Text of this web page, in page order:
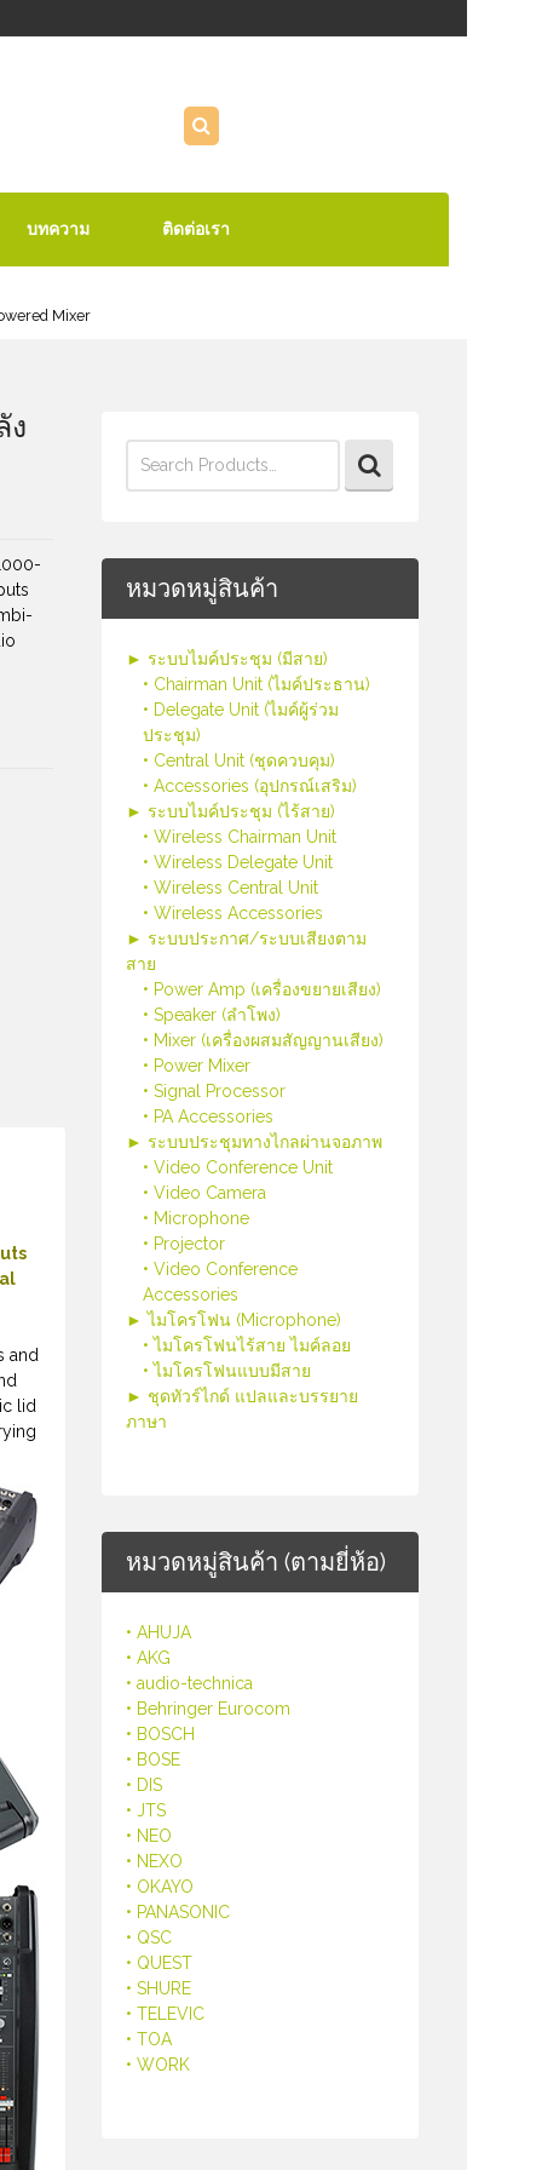
บทความ ติดต่อเรา
Mixer
for:
หมวดหมู่สินค้า
► ระบบไมค์ประชุม (มีสาย)
• Chairman Unit (ไมค์ประธาน)
• Delegate Unit (ไมค์ผู้ร่วม
ประชุม)
• Central Unit (ชุดควบคุม)
• Accessories (อุปกรณ์เสริม)
► ระบบไมค์ประชุม (ไร้สาย)
• Wireless Chairman Unit
• Wireless Delegate Unit
• Wireless Central Unit
• Wireless Accessories
► ระบบประกาศ/ระบบเสียงตาม
สาย
• Power Amp (เครื่องขยายเสียง)
• Speaker (ลำโพง)
• Mixer (เครื่องผสมสัญญานเสียง)
• Power Mixer
• Signal Processor
• PA Accessories
► ระบบประชุมทางไกลผ่านจอภาพ
• Video Conference Unit
• Video Camera
• Microphone
• Projector
• Video Conference
Accessories
► ไมโครโฟน (Microphone)
• ไมโครโฟนไร้สาย ไมค์ลอย
• ไมโครโฟนแบบมีสาย
► ชุดทัวร์ไกด์ แปลและบรรยาย
ภาษา
หมวดหมู่สินค้า (ตามยี่ห้อ)
• AHUJA
• AKG
• audio-technica
• Behringer Eurocom
• BOSCH
• BOSE
• DIS
• JTS
• NEO
• NEXO
• OKAYO
• PANASONIC
• QSC
• QUEST
• SHURE
• TELEVIC
• TOA
• WORK
ง
and
lid